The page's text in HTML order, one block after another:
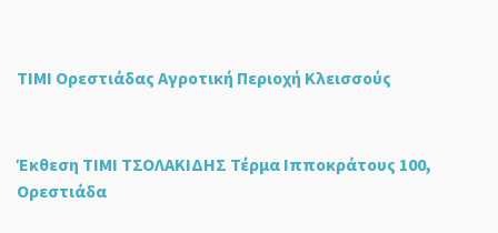
ΤΙΜΙ Ορεστιάδας Αγροτική Περιοχή Κλεισσούς
Έκθεση ΤΙΜΙ ΤΣΟΛΑΚΙΔΗΣ Τέρμα Ιπποκράτους 100,
Ορεστιάδα